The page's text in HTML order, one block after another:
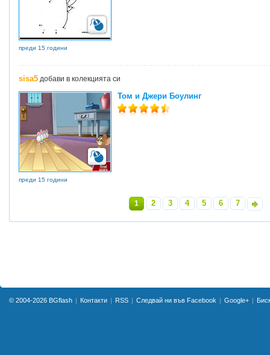
преди 15 години
sisa5 добави в колекцията си
Том и Джери Боулинг
преди 15 години
1 2 3 4 5 6 7»
© 2004-2026 BGflash Контакти RSS Следвай ни във Facebook Google+